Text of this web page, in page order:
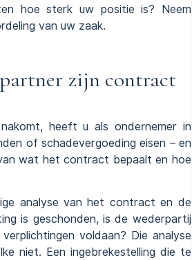
hoe sterk uw positie is? Neem
van uw zaak.
zijn contract
heeft u als ondernemer in
of schadevergoeding eisen – en
wat het contract bepaalt en hoe
analyse van het contract en de
is geschonden, is de wederpartij
voldaan? Die analyse
niet. Een ingebrekestelling die te